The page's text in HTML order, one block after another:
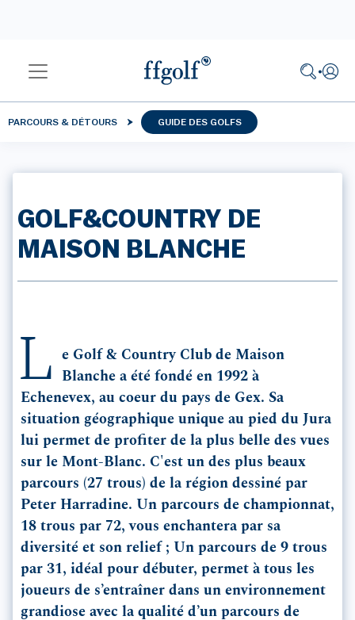
PARCOURS & DÉTOURS GUIDE DES GOLFS
GOLF&COUNTRY DE
MAISON BLANCHE
L
e Golf & Country Club de Maison
Blanche a été fondé en 1992 à
Echenevex, au coeur du pays de Gex. Sa
situation géographique unique au pied du Jura
lui permet de profiter de la plus belle des vues
sur le Mont-Blanc. C'est un des plus beaux
parcours (27 trous) de la région dessiné par
Peter Harradine. Un parcours de championnat,
18 trous par 72, vous enchantera par sa
diversité et son relief ; Un parcours de 9 trous
par 31, idéal pour débuter, permet à tous les
joueurs de s’entraîner dans un environnement
grandiose avec la qualité d’un parcours de